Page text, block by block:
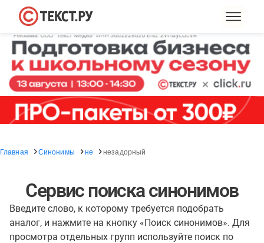
Главная Синонимы не незадорный
Сервис поиска синонимов
Введите слово, к которому требуется подобрать
аналог, и нажмите на кнопку «Поиск синонимов». Для
просмотра отдельных групп используйте поиск по